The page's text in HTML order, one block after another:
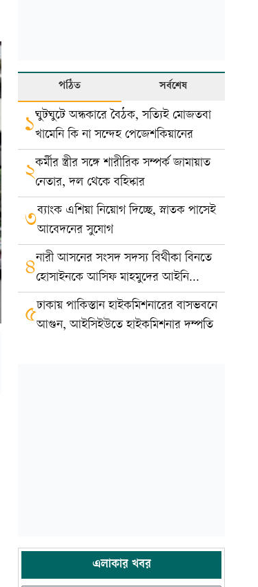
পঠিত সর্বশেষ
১ঘুটঘুটে অন্ধকারে বৈঠক, সত্যিই মোজতবা
খামেনি কি না সন্দেহ পেজেশকিয়ানের
২কর্মীর স্ত্রীর সঙ্গে শারীরিক সম্পর্ক জামায়াত
নেতার, দল থেকে বহিষ্কার
৩ব্যাংক এশিয়া নিয়োগ দিচ্ছে, স্নাতক পাসেই
আবেদনের সুযোগ
৪নারী আসনের সংসদ সদস্য বিথীকা বিনতে
হোসাইনকে আসিফ মাহমুদের আইনি
নোটিশ
৫ঢাকায় পাকিস্তান হাইকমিশনারের বাসভবনে
আগুন, আইসিইউতে হাইকমিশনার দম্পতি
এলাকার খবর